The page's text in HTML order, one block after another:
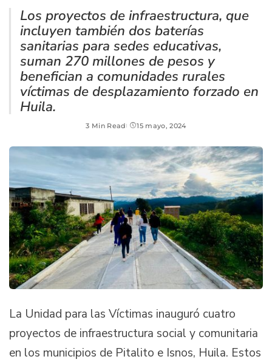
Los proyectos de infraestructura, que
incluyen también dos baterías
sanitarias para sedes educativas,
suman 270 millones de pesos y
benefician a comunidades rurales
víctimas de desplazamiento forzado en
Huila.
3 Min Read 15 mayo, 2024
La Unidad para las Víctimas inauguró cuatro
proyectos de infraestructura social y comunitaria
en los municipios de Pitalito e Isnos, Huila. Estos